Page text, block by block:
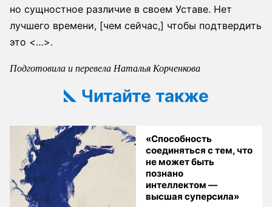
но сущностное различие в своем Уставе. Нет
лучшего времени, [чем сейчас,] чтобы подтвердить
это <…>.
Подготовила и перевела Наталья Корченкова
Читайте также
«Способность
соединяться с тем, что
не может быть
познано
интеллектом —
высшая суперсила»